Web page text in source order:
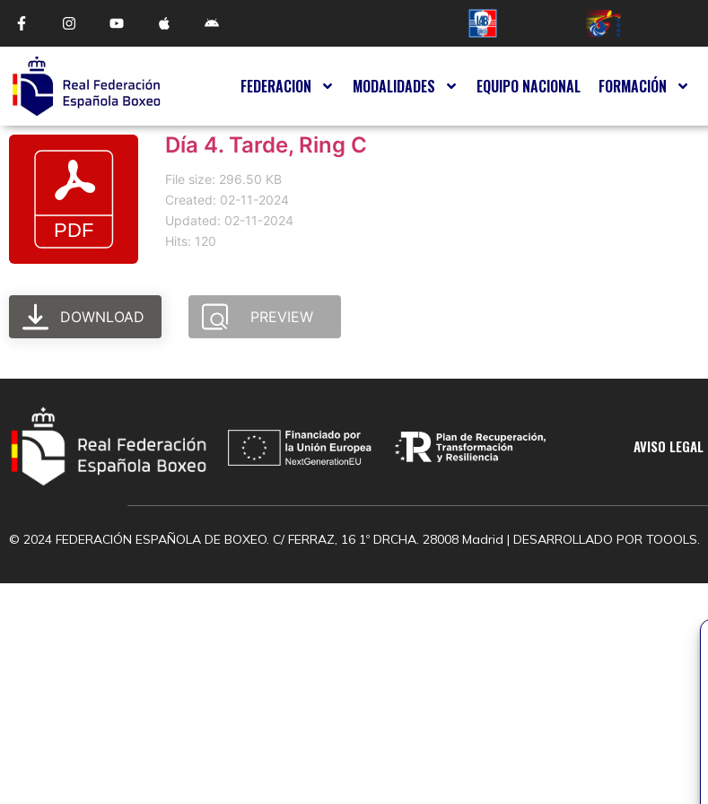
FEDERACION MODALIDADES EQUIPO NACIONAL FORMACIÓN
Día 4. Tarde, Ring C
File size: 296.50 KB
Created: 02-11-2024
Updated: 02-11-2024
Hits: 120
DOWNLOAD PREVIEW
AVISO LEGAL
© 2024 FEDERACIÓN ESPAÑOLA DE BOXEO. C/ FERRAZ, 16 1º DRCHA. 28008 Madrid | DESARROLLADO POR TOOOLS.